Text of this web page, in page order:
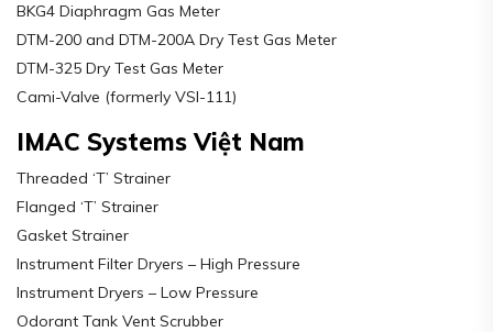
BKG4 Diaphragm Gas Meter
DTM-200 and DTM-200A Dry Test Gas Meter
DTM-325 Dry Test Gas Meter
Cami-Valve (formerly VSI-111)
IMAC Systems Việt Nam
Threaded ‘T’ Strainer
Flanged ‘T’ Strainer
Gasket Strainer
Instrument Filter Dryers – High Pressure
Instrument Dryers – Low Pressure
Odorant Tank Vent Scrubber